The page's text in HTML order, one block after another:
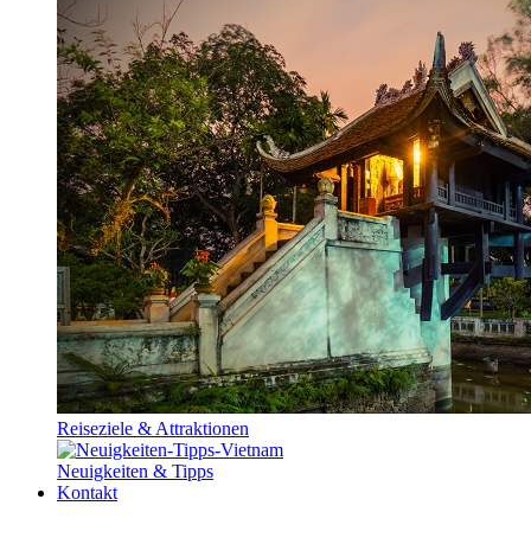
Reiseziele & Attraktionen
Neuigkeiten & Tipps
Kontakt